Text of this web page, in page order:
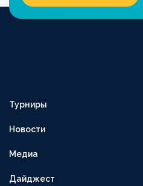
Турниры
OLIMPBET-КУБОК
ВТОРАЯ ЛИГА
Новости
Медиа
Дайджест